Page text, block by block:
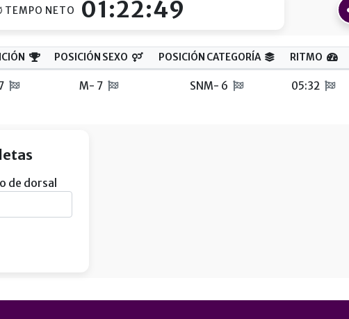
TEMPO NETO 01:22:49
POSICIÓN SEXO POSICIÓN CATEGORÍA RITMO
M- 7 SNM- 6 05:32
de dorsal